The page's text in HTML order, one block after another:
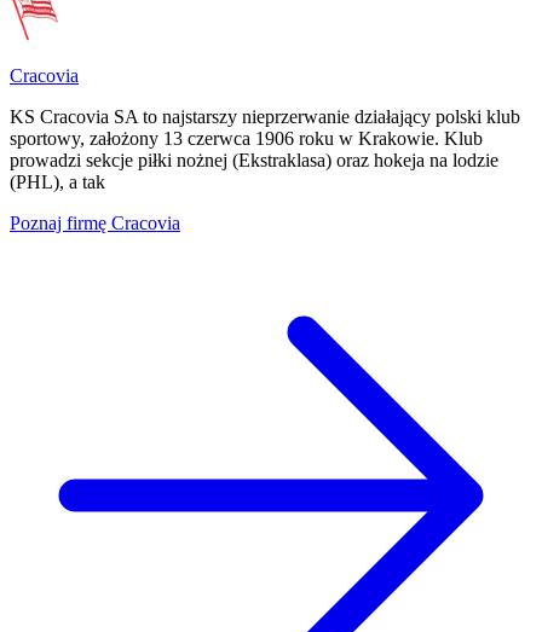
Cracovia
KS Cracovia SA to najstarszy nieprzerwanie działający polski klub
sportowy, założony 13 czerwca 1906 roku w Krakowie. Klub
prowadzi sekcje piłki nożnej (Ekstraklasa) oraz hokeja na lodzie
(PHL), a tak
Poznaj firmę Cracovia